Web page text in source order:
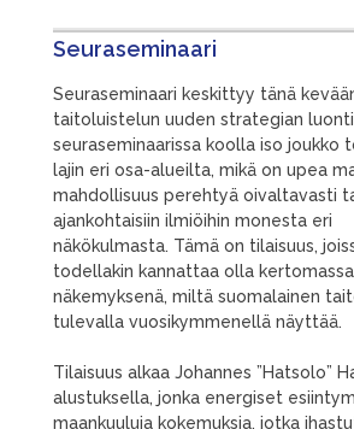
Seuraseminaari
Seuraseminaari keskittyy tänä
taitoluistelun uuden strategian
seuraseminaarissa koolla iso joukko
lajin eri osa-alueilta, mikä on upea
mahdollisuus perehtyä oivaltavasti
ajankohtaisiin ilmiöihin monesta eri
näkökulmasta. Tämä on tilaisuus,
todellakin kannattaa olla kertomassa
näkemyksenä, miltä suomalainen
tulevalla vuosikymmenellä näyttää.
Tilaisuus alkaa Johannes ”Hatsolo”
alustuksella, jonka energiset
maankuuluja kokemuksia, jotka